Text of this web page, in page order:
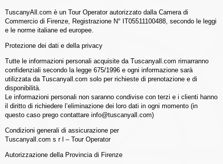
TuscanyAll.com è un Tour Operator autorizzato dalla Camera di
Commercio di Firenze, Registrazione N° IT05511100488, secondo le leggi
e le norme italiane ed europee.
Protezione dei dati e della privacy
Tutte le informazioni personali acquisite da Tuscanyall.com rimarranno
confidenziali secondo la legge 675/1996 e ogni informazione sarà
utilizzata da Tuscanyall.com solo per richieste di prenotazione e di
disponibilità.
Le informazioni personali non saranno condivise con terzi e i clienti hanno
il diritto di richiedere l’eliminazione dei loro dati in ogni momento (in
questo caso prego contattare info@tuscanyall.com)
Condizioni generali di assicurazione per
Tuscanyall.com s r l – Tour Operator
Autorizzazione della Provincia di Firenze